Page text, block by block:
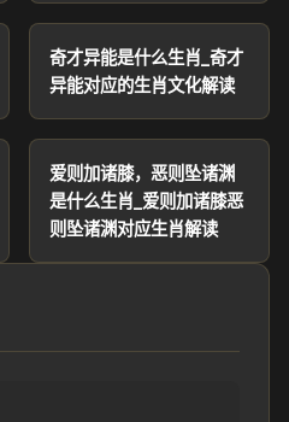
奇才异能是什么生肖_奇才
异能对应的生肖文化解读
爱则加诸膝，恶则坠诸渊
是什么生肖_爱则加诸膝恶
则坠诸渊对应生肖解读